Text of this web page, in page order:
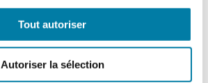
Tout autoriser
Autoriser la sélection